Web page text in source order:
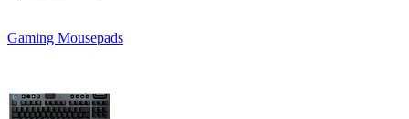
Gaming Mousepads